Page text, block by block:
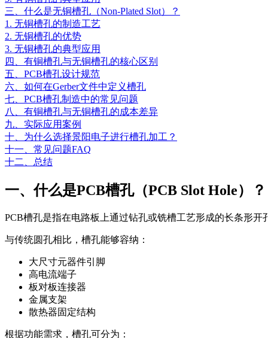
三、什么是无铜槽孔（Non-Plated Slot）？
1. 无铜槽孔的制造工艺
2. 无铜槽孔的优势
3. 无铜槽孔的典型应用
四、有铜槽孔与无铜槽孔的核心区别
五、PCB槽孔设计规范
六、如何在Gerber文件中定义槽孔
七、PCB槽孔制造中的常见问题
八、有铜槽孔与无铜槽孔的成本差异
九、实际应用案例
十、为什么选择景阳电子进行槽孔加工？
十一、常见问题FAQ
十二、总结
一、什么是PCB槽孔（PCB Slot Hole）？
PCB槽孔是指在电路板上通过钻孔或铣槽工艺形成的长条形开
与传统圆孔相比，槽孔能够容纳：
大尺寸元器件引脚
高电流端子
板对板连接器
金属支架
散热器固定结构
根据功能需求，槽孔可分为：